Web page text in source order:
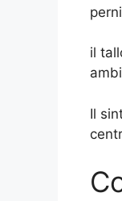
il
Il